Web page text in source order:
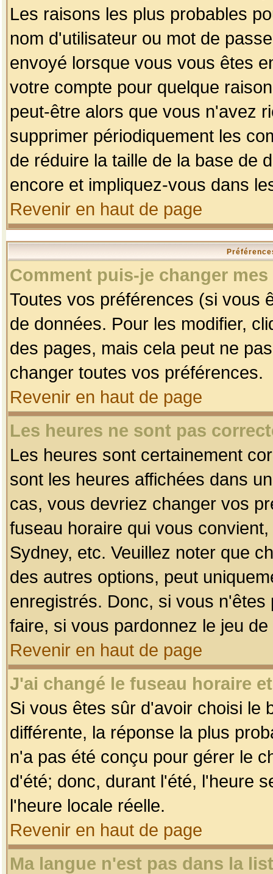
Les raisons les plus probables
nom d'utilisateur ou mot de
envoyé lorsque vous vous êtes
votre compte pour quelque
peut-être alors que vous n'avez
supprimer périodiquement les
de réduire la taille de la base de
encore et impliquez-vous dans
Revenir en haut de page
Comment puis-je changer
Toutes vos préférences (si vous
de données. Pour les modifier,
des pages, mais cela peut ne
changer toutes vos préférences.
Revenir en haut de page
Les heures ne sont pas
Les heures sont certainement
sont les heures affichées dans
cas, vous devriez changer vos
fuseau horaire qui vous
Sydney, etc. Veuillez noter que
des autres options, peut
enregistrés. Donc, si vous
faire, si vous pardonnez le jeu
Revenir en haut de page
J'ai changé le fuseau horaire
Si vous êtes sûr d'avoir choisi le
différente, la réponse la plus
n'a pas été conçu pour gérer le
d'été; donc, durant l'été, l'heure
l'heure locale réelle.
Revenir en haut de page
Ma langue n'est pas dans la